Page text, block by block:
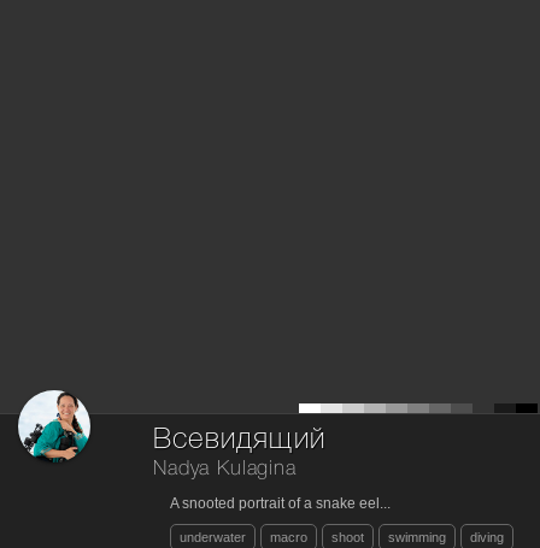
Всевидящий
Nadya Kulagina
A snooted portrait of a snake eel...
underwater macro shoot swimming diving